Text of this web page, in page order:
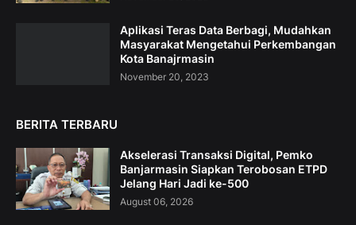
Aplikasi Teras Data Berbagi, Mudahkan
Masyarakat Mengetahui Perkembangan
Kota Banajrmasin
November 20, 2023
BERITA TERBARU
Akselerasi Transaksi Digital, Pemko
Banjarmasin Siapkan Terobosan ETPD
Jelang Hari Jadi ke-500
August 06, 2026